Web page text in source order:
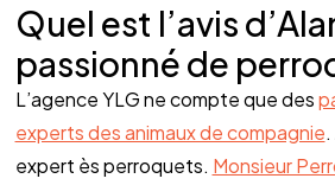
Quel est l’avis
passionné de
L’agence YLG ne compte que des
experts des animaux de compagnie
expert ès perroquets. Monsieur